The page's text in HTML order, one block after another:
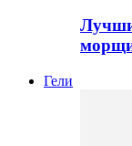
Гели